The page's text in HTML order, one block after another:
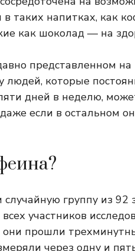
таких напитках, как
как шоколад — на
представленном
людей, которые
дней в неделю,
если в остальном
группу из 92
участников
прошли
через одну и